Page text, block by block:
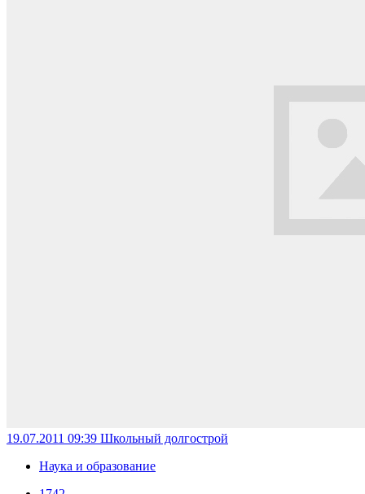
19.07.2011 09:39 Школьный долгострой
Наука и образование